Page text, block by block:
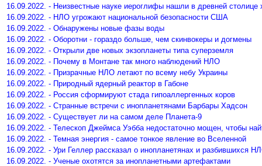
16.09.2022. - Неизвестные науке иероглифы нашли в древней столице
16.09.2022. - НЛО угрожают национальной безопасности США
16.09.2022. - Обнаружены новые фазы воды
16.09.2022. - Оборотни - гораздо больше, чем скинвокеры и догмены
16.09.2022. - Открыли две новых экзопланеты типа суперземля
16.09.2022. - Почему в Монтане так много наблюдений НЛО
16.09.2022. - Призрачные НЛО летают по всему небу Украины
16.09.2022. - Природный ядерный реактор в Габоне
16.09.2022. - Россия сформируют стада гипоаллергенных коров
16.09.2022. - Странные встречи с инопланетянами Барбары Хадсон
16.09.2022. - Существует ли на самом деле Планета-9
16.09.2022. - Телескоп Джеймса Уэбба недостаточно мощен, чтобы
16.09.2022. - Темная энергия - самое тонкое явление во Вселенной
16.09.2022. - Ури Геллер рассказал о инопланетянах и разбившихся
16.09.2022. - Ученые охотятся за инопланетными артефактами